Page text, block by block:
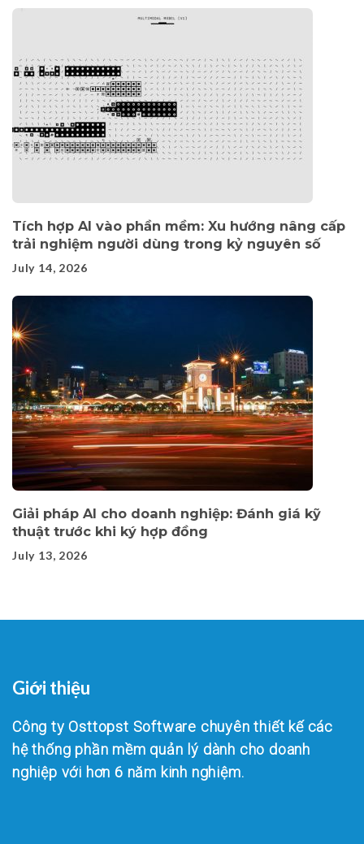
Tích hợp AI vào phần mềm: Xu hướng nâng cấp
trải nghiệm người dùng trong kỷ nguyên số
July 14, 2026
Giải pháp AI cho doanh nghiệp: Đánh giá kỹ
thuật trước khi ký hợp đồng
July 13, 2026
Giới thiệu
Công ty Osttopst Software chuyên thiết kế các
hệ thống phần mềm quản lý dành cho doanh
nghiệp với hơn 6 năm kinh nghiệm.